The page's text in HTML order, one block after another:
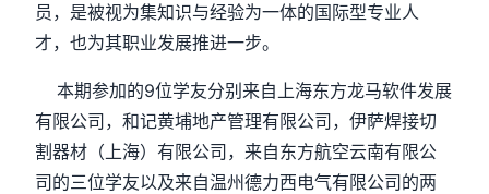
员，是被视为集知识与经验为一体的国际型专业人
才，也为其职业发展推进一步。
本期参加的9位学友分别来自上海东方龙马软件发展
有限公司，和记黄埔地产管理有限公司，伊萨焊接切
割器材（上海）有限公司，来自东方航空云南有限公
司的三位学友以及来自温州德力西电气有限公司的两